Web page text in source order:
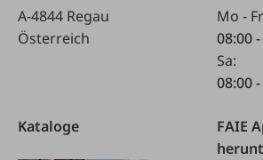
A-4844 Regau
Österreich
Mo -
08:00
Sa:
08:00
Kataloge
FAIE